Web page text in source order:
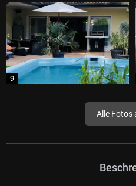
Alle Fotos